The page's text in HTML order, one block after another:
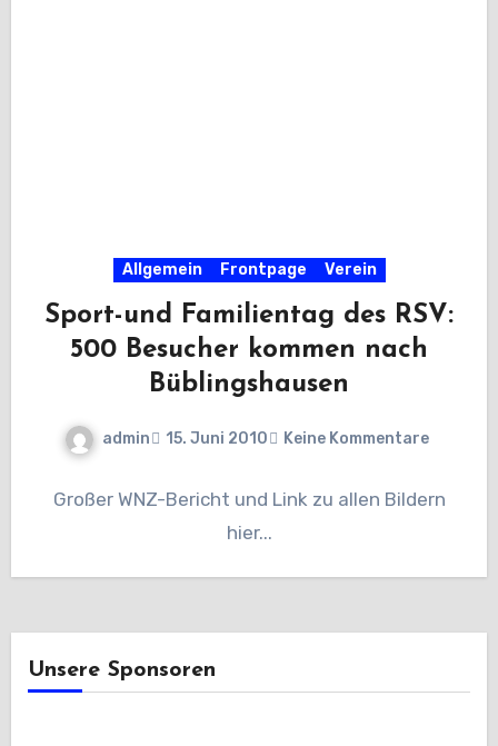
Allgemein Frontpage Verein
Sport-und Familientag des RSV:
500 Besucher kommen nach
Büblingshausen
admin 15. Juni 2010 Keine Kommentare
Großer WNZ-Bericht und Link zu allen Bildern
hier...
Unsere Sponsoren